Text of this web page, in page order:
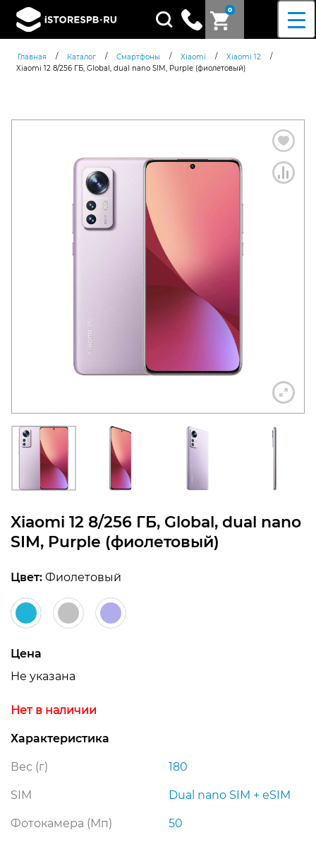
0
Поиск
товаров
Главная / Каталог / Смартфоны / Xiaomi / Xiaomi 12
/
Xiaomi 12 8/256 ГБ, Global, dual nano SIM, Purple (фиолетовый)
Xiaomi 12 8/256 ГБ, Global, dual nano
SIM, Purple (фиолетовый)
Цвет: Фиолетовый
Цена
Не указана
Нет в наличии
Характеристика
Вес (г) 180
SIM Dual nano SIM + eSIM
Фотокамера (Мп) 50
политикой
конфиденциальности
+7 812 318-40-14
(c 10:00 до 21:00, без
выходных)